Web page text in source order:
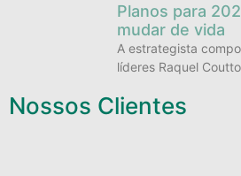
Planos para
mudar de vida
A estrategista
líderes Raquel
Nossos Clientes